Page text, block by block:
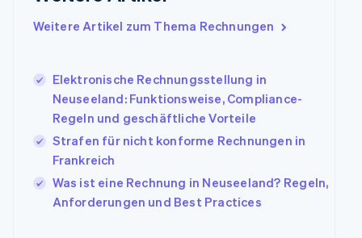
Weitere Artikel zum Thema Rechnungen
Elektronische Rechnungsstellung in
Neuseeland: Funktionsweise, Compliance-
Regeln und geschäftliche Vorteile
Strafen für nicht konforme Rechnungen in
Frankreich
Was ist eine Rechnung in Neuseeland? Regeln,
Anforderungen und Best Practices
English
Japan
日本語 English
Kanada
EnglishFrançais
Kroatien
EnglishItaliano
English
Liechtenstein